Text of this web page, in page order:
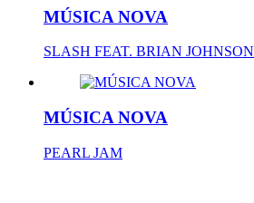
MÚSICA NOVA
SLASH FEAT. BRIAN JOHNSON
MÚSICA NOVA
PEARL JAM